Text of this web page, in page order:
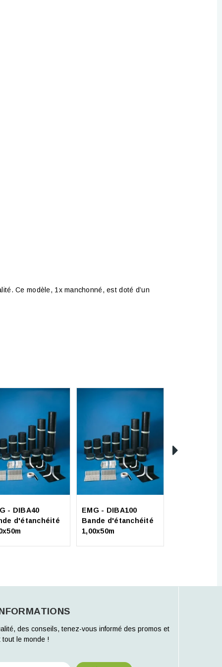
Ce modèle, 1x manchonné, est doté d’un
- DIBA40
d'étanchéité
EMG - DIBA100
Bande d'étanchéité
1,00x50m
des conseils, tenez-vous informé des promos et
le monde !